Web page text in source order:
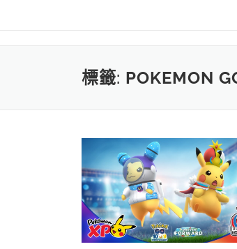
標籤: POKEMON